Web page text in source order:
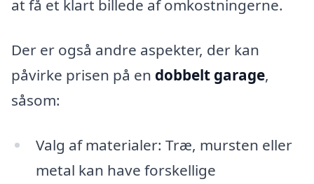
at få et klart billede af omkostningerne.
Der er også andre aspekter, der kan
påvirke prisen på en dobbelt garage,
såsom:
Valg af materialer: Træ, mursten eller
metal kan have forskellige